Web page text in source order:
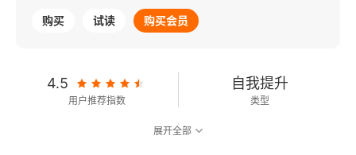
购买 试读 购买会员
4.5
用户推荐指数
自我提升
类型
展开全部